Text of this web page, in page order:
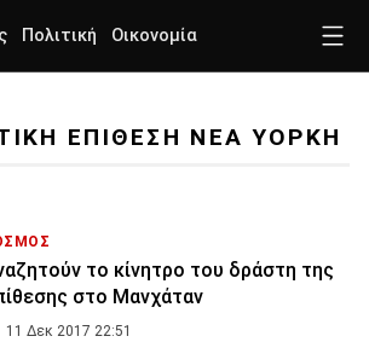
Πολιτική Οικονομία
ΕΠΙΘΕΣΗ ΝΕΑ ΥΟΡΚΗ
το κίνητρο του δράστη της
στο Μανχάταν
11 Δεκ 2017 22:51